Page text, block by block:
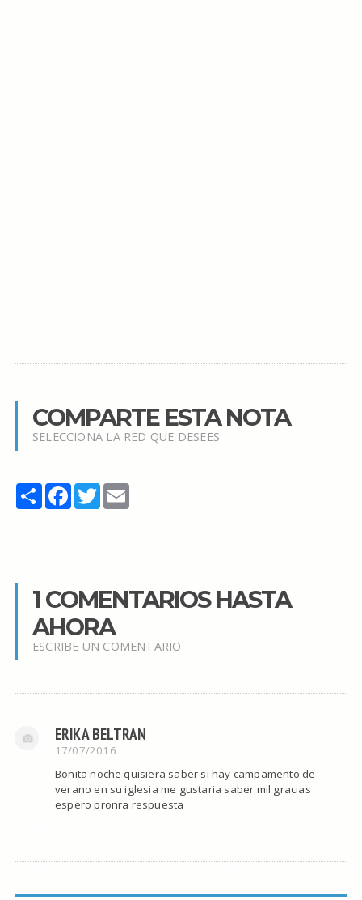
COMPARTE ESTA NOTA
SELECCIONA LA RED QUE DESEES
Share Facebook
TwitterEmail
1 COMENTARIOS HASTA
AHORA
ESCRIBE UN COMENTARIO
ERIKA BELTRAN
17/07/2016
Bonita noche quisiera saber si hay campamento de
verano en su iglesia me gustaria saber mil gracias
espero pronra respuesta